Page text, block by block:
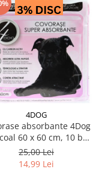
4DOG
absorbante 4Dog
60 x 60 cm, 10 buc
/ pachet
25,00 Lei
14,99 Lei